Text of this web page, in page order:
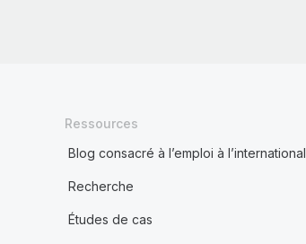
Ressources
Blog consacré à l’emploi à l’international
Recherche
Études de cas